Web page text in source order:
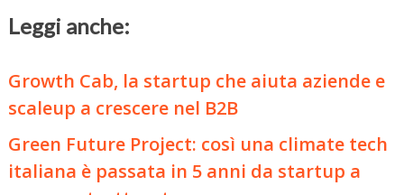
Leggi anche:
Growth Cab, la startup che aiuta aziende e
scaleup a crescere nel B2B
Green Future Project: così una climate tech
italiana è passata in 5 anni da startup a